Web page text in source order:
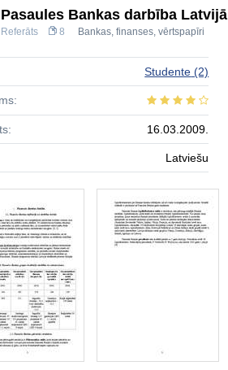
Pasaules Bankas darbība Latvijā
Referāts 8 Bankas, finanses, vērtspapīri
Studente (2)
16.03.2009.
Latviešu